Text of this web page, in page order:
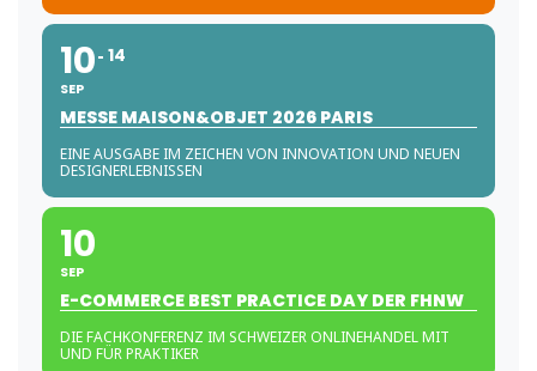
10
SEP
14
MESSE MAISON&OBJET 2026 PARIS
EINE AUSGABE IM ZEICHEN VON INNOVATION UND NEUEN
DESIGNERLEBNISSEN
10
SEP
E-COMMERCE BEST PRACTICE DAY DER FHNW
DIE FACHKONFERENZ IM SCHWEIZER ONLINEHANDEL MIT
UND FÜR PRAKTIKER